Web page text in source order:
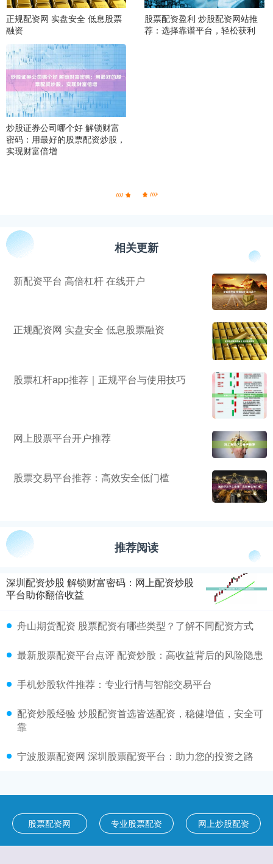
正规配资网 实盘安全 低息股票
融资
股票配资盈利 炒股配资网站推
荐：选择靠谱平台，轻松获利
炒股证券公司哪个好 解锁财富
密码：用最好的股票配资炒股，
实现财富倍增
相关更新
新配资平台 高倍杠杆 在线开户
正规配资网 实盘安全 低息股票融资
股票杠杆app推荐｜正规平台与使用技巧
网上股票平台开户推荐
股票交易平台推荐：高效安全低门槛
推荐阅读
深圳配资炒股 解锁财富密码：网上配资炒股
平台助你翻倍收益
舟山期货配资 股票配资有哪些类型？了解不同配资方式
最新股票配资平台点评 配资炒股：高收益背后的风险隐患
手机炒股软件推荐：专业行情与智能交易平台
配资炒股经验 炒股配资首选皆选配资，稳健增值，安全可
靠
宁波股票配资网 深圳股票配资平台：助力您的投资之路
股票配资网 专业股票配资 网上炒股配资